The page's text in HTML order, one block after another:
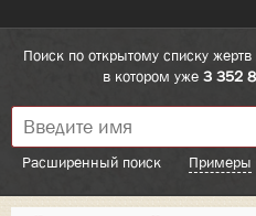
Поиск по открытому списку
в котором уже 3 352
Расширенный поиск Примеры